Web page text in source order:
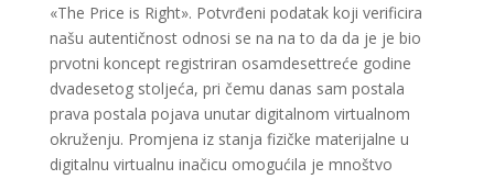
«The Price is Right». Potvrđeni podatak koji verificira
našu autentičnost odnosi se na na to da da je je bio
prvotni koncept registriran osamdesettreće godine
dvadesetog stoljeća, pri čemu danas sam postala
prava postala pojava unutar digitalnom virtualnom
okruženju. Promjena iz stanja fizičke materijalne u
digitalnu virtualnu inačicu omogućila je mnoštvo